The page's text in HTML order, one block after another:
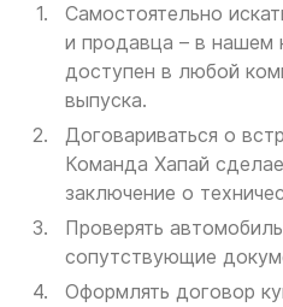
Самостоятельно
и продавца – в нашем
доступен в любой
выпуска.
Договариваться о
Команда Хапай
заключение о
Проверять
сопутствующие
Оформлять договор